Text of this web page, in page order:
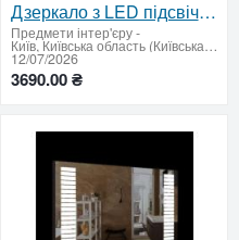
Дзеркало з LED підсвічуванням 700 х 900 мм.
Предмети інтер'єру-
Київ, Київська область (Київська область - продати купити)
12/07/2026
3690.00 ₴